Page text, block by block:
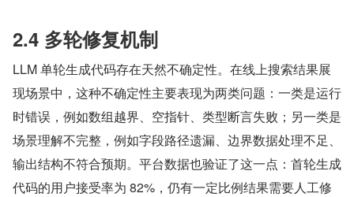
2.4 多轮修复机制
LLM 单轮生成代码存在天然不确定性。在线上搜索结果展
现场景中，这种不确定性主要表现为两类问题：一类是运行
时错误，例如数组越界、空指针、类型断言失败；另一类是
场景理解不完整，例如字段路径遗漏、边界数据处理不足、
输出结构不符合预期。平台数据也验证了这一点：首轮生成
代码的用户接受率为 82%，仍有一定比例结果需要人工修